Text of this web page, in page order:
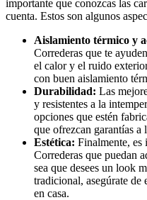
importante que conozcas las
cuenta. Estos son algunos
Aislamiento térmico y
Correderas que te
el calor y el ruido
con buen aislamiento
Durabilidad: Las
y resistentes a la
opciones que estén
que ofrezcan garantías a
Estética: Finalmente, es
Correderas que puedan
sea que desees un look
tradicional, asegúrate de
en casa.